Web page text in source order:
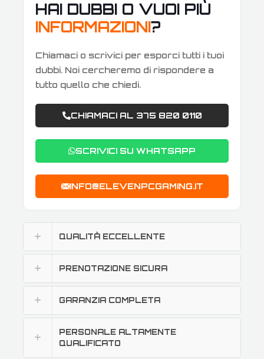
HAI DUBBI O VUOI PIÙ
INFORMAZIONI?
Chiamaci o scrivici per esporci tutti i tuoi
dubbi. Noi cercheremo di rispondere a
tutto quello che chiedi.
CHIAMACI AL 375 820 0110
SCRIVICI SU WHATSAPP
INFO@ELEVENPCGAMING.IT
QUALITÀ ECCELLENTE
PRENOTAZIONE SICURA
GARANZIA COMPLETA
PERSONALE ALTAMENTE
QUALIFICATO